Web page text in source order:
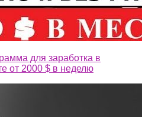
для заработка в
от 2000 $ в неделю